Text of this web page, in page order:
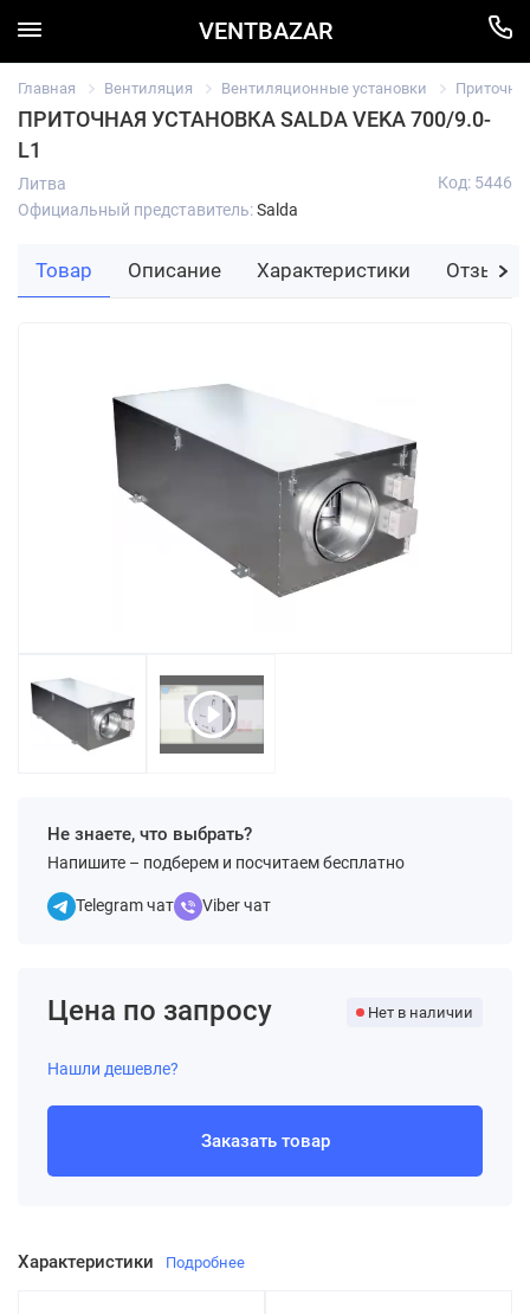
VENTBAZAR
Главная Вентиляция Вентиляционные установки
ПРИТОЧНАЯ УСТАНОВКА SALDA VEKA 700/9.0-
L1
Литва
Официальный представитель:Salda
Код: 5446
Не знаете, что выбрать?
Напишите – подберем и посчитаем бесплатно
Telegram чат Viber чат
Характеристики Подробнее
Цена по запросу Нет в наличии
Нашли дешевле?
Заказать товар
Товар Описание Характеристики Отзывы